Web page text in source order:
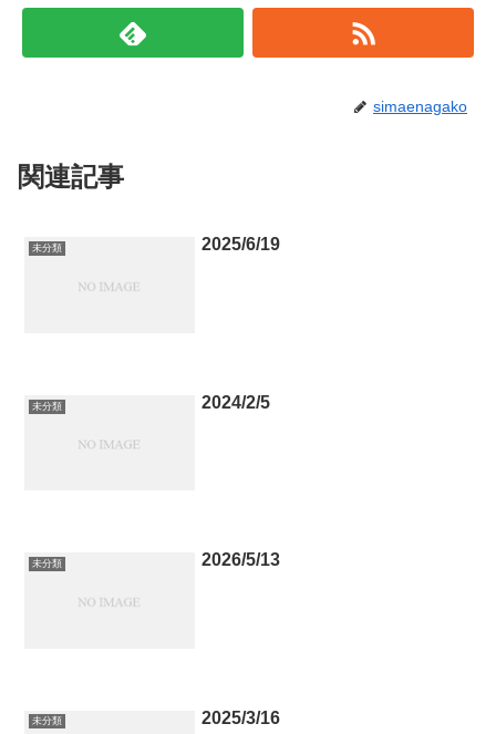
simaenagako
関連記事
未分類 2025/6/19
未分類 2024/2/5
未分類 2026/5/13
未分類 2025/3/16